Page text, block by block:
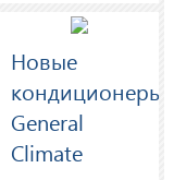
Новые
кондиционеры
General
Climate